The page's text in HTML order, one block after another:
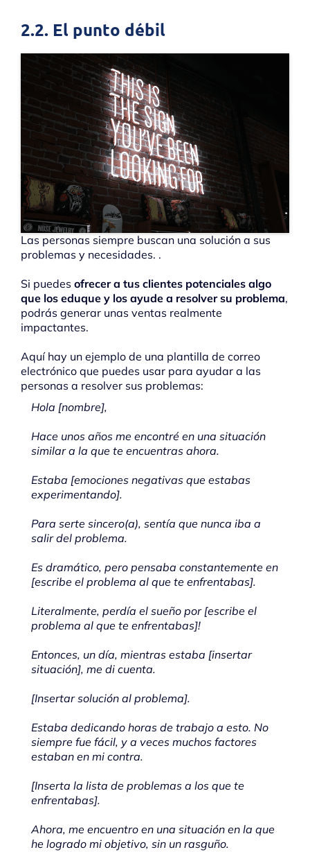
2.2. El punto débil
Las personas siempre buscan una solución a sus
problemas y necesidades. .
Si puedes ofrecer a tus clientes potenciales algo
que los eduque y los ayude a resolver su problema,
podrás generar unas ventas realmente
impactantes.
Aquí hay un ejemplo de una plantilla de correo
electrónico que puedes usar para ayudar a las
personas a resolver sus problemas:
Hola [nombre],
Hace unos años me encontré en una situación
similar a la que te encuentras ahora.
Estaba [emociones negativas que estabas
experimentando].
Para serte sincero(a), sentía que nunca iba a
salir del problema.
Es dramático, pero pensaba constantemente en
[escribe el problema al que te enfrentabas].
Literalmente, perdía el sueño por [escribe el
problema al que te enfrentabas]!
Entonces, un día, mientras estaba [insertar
situación], me di cuenta.
[Insertar solución al problema].
Estaba dedicando horas de trabajo a esto. No
siempre fue fácil, y a veces muchos factores
estaban en mi contra.
[Inserta la lista de problemas a los que te
enfrentabas].
Ahora, me encuentro en una situación en la que
he logrado mi objetivo, sin un rasguño.